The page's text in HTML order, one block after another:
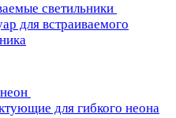
светильники
для встраиваемого
для гибкого неона